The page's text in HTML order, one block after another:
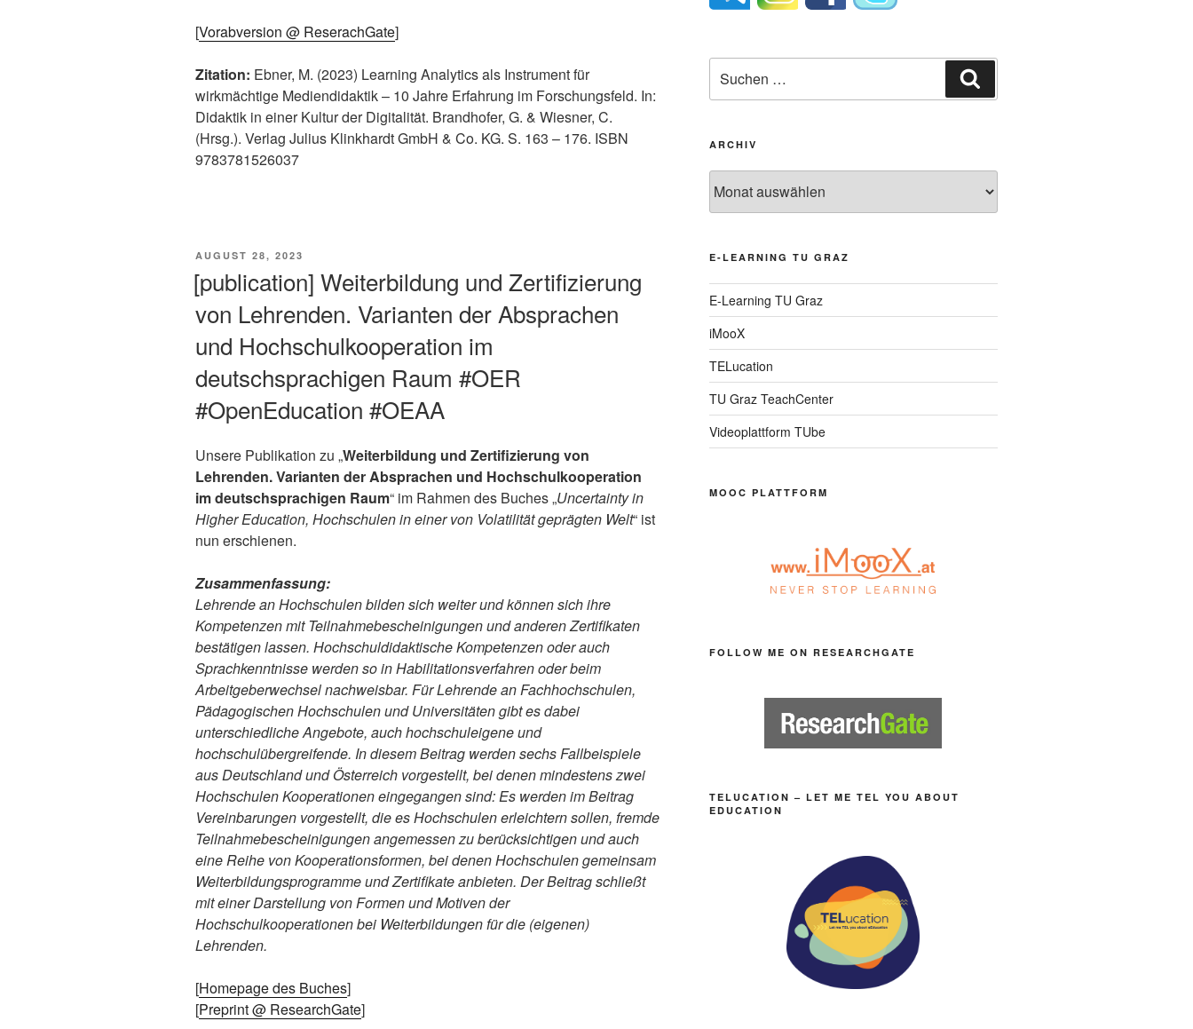
[Vorabversion @ ReserachGate]
Zitation: Ebner, M. (2023) Learning Analytics als Instrument für
wirkmächtige Mediendidaktik – 10 Jahre Erfahrung im Forschungsfeld. In:
Didaktik in einer Kultur der Digitalität. Brandhofer, G. & Wiesner, C.
(Hrsg.). Verlag Julius Klinkhardt GmbH & Co. KG. S. 163 – 176. ISBN
9783781526037
VERÖFFENTLICHT
AUGUST 28, 2023
[publication] Weiterbildung und Zertifizierung
von Lehrenden. Varianten der Absprachen
und Hochschulkooperation im
deutschsprachigen Raum #OER
#OpenEducation #OEAA
Unsere Publikation zu „Weiterbildung und Zertifizierung von
Lehrenden. Varianten der Absprachen und Hochschulkooperation
im deutschsprachigen Raum“ im Rahmen des Buches „Uncertainty in
Higher Education, Hochschulen in einer von Volatilität geprägten Welt“ ist
nun erschienen.
Zusammenfassung:
Lehrende an Hochschulen bilden sich weiter und können sich ihre
Kompetenzen mit Teilnahmebescheinigungen und anderen Zertifikaten
bestätigen lassen. Hochschuldidaktische Kompetenzen oder auch
Sprachkenntnisse werden so in Habilitationsverfahren oder beim
Arbeitgeberwechsel nachweisbar. Für Lehrende an Fachhochschulen,
Pädagogischen Hochschulen und Universitäten gibt es dabei
unterschiedliche Angebote, auch hochschuleigene und
hochschulübergreifende. In diesem Beitrag werden sechs Fallbeispiele
aus Deutschland und Österreich vorgestellt, bei denen mindestens zwei
Hochschulen Kooperationen eingegangen sind: Es werden im Beitrag
Vereinbarungen vorgestellt, die es Hochschulen erleichtern sollen, fremde
Teilnahmebescheinigungen angemessen zu berücksichtigen und auch
eine Reihe von Kooperationsformen, bei denen Hochschulen gemeinsam
Weiterbildungsprogramme und Zertifikate anbieten. Der Beitrag schließt
mit einer Darstellung von Formen und Motiven der
Hochschulkooperationen bei Weiterbildungen für die (eigenen)
Lehrenden.
[Homepage des Buches]
[Preprint @ ResearchGate]
nach:
ARCHIV
E-LEARNING TU GRAZ
E-Learning TU Graz
iMooX
TELucation
TU Graz TeachCenter
Videoplattform TUbe
MOOC PLATTFORM
FOLLOW ME ON RESEARCHGATE
TELUCATION – LET ME TEL YOU ABOUT
EDUCATION